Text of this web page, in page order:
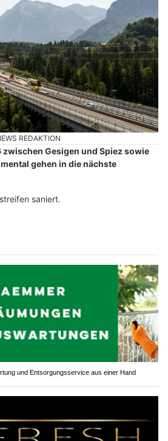
REDAKTION
zwischen Gesigen und Spiez sowie
gehen in die nächste
saniert.
und Entsorgungsservice aus einer Hand